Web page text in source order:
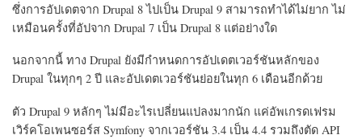
ซึ่งการอัปเดตจาก Drupal 8 ไปเป็น Drupal 9 สามารถทำได้ไม่ยาก ไม่
เหมือนครั้งที่อัปจาก Drupal 7 เป็น Drupal 8 แต่อย่างใด
นอกจากนี้ ทาง Drupal ยังมีกำหนดการอัปเดตเวอร์ชันหลักของ
Drupal ในทุกๆ 2 ปี และอัปเดตเวอร์ชันย่อยในทุก 6 เดือนอีกด้วย
ตัว Drupal 9 หลักๆ ไม่มีอะไรเปลี่ยนแปลงมากนัก แค่อัพเกรดเฟรม
เวิร์คโอเพนซอร์ส Symfony จากเวอร์ชัน 3.4 เป็น 4.4 รวมถึงตัด API